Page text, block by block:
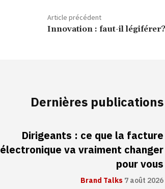
Article précédent
Innovation : faut-il légiférer?
Dernières publications
Dirigeants : ce que la facture
électronique va vraiment changer
pour vous
Brand Talks 7 août 2026